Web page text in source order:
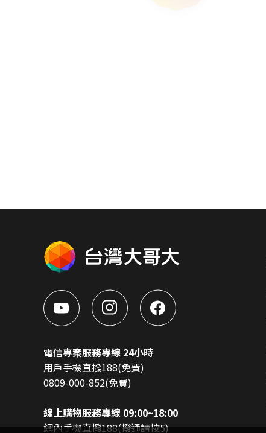
電信專案服務專線 24小時
用戶手機直撥188(免費)
0809-000-852(免費)
線上購物服務專線 09:00~18:00
網內手機直撥188(撥通請按5)